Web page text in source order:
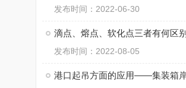
发布时间：2022-06-30
滴点、熔点、软化点三者有何区别
发布时间：2022-08-05